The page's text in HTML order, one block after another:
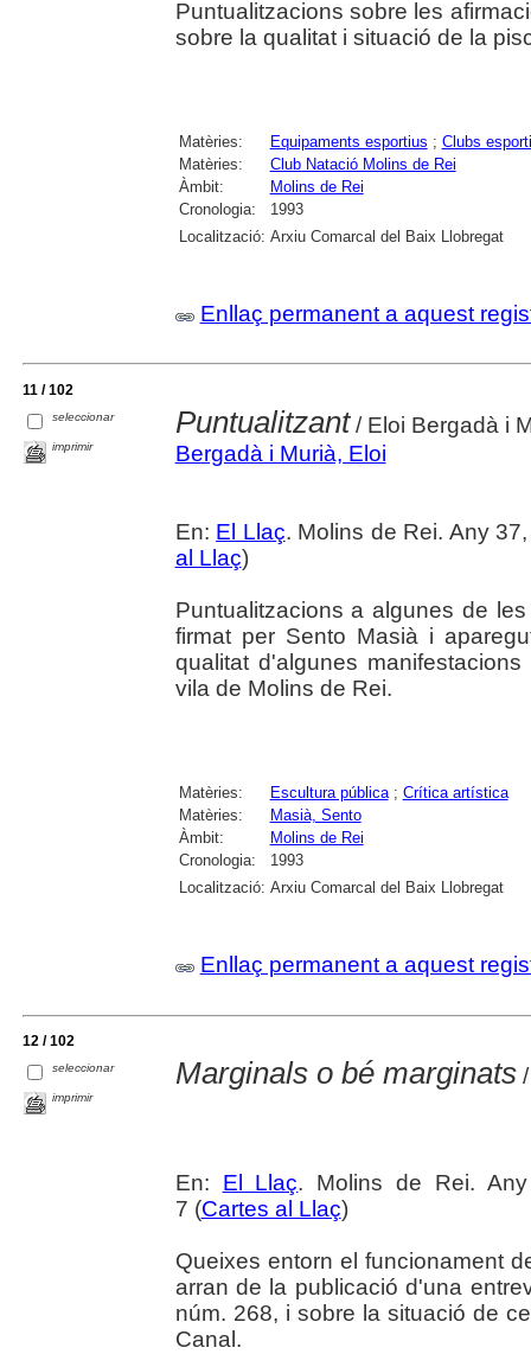
Puntualitzacions sobre les
sobre la qualitat i situació de la
Matèries: Equipaments esportius ; Clubs
Matèries:
Club Natació Molins de Rei
Àmbit:
Molins de Rei
Cronologia:
1993
Localització: Arxiu Comarcal del Baix Llobregat
Enllaç permanent a aquest
11 / 102
seleccionar
imprimir
Puntualitzant/ Eloi Bergadà i
Bergadà i Murià, Eloi
En: El Llaç. Molins de Rei. Any
al Llaç)
Puntualitzacions a algunes de
firmat per Sento Masià i
qualitat d'algunes
vila de Molins de Rei.
Matèries: Escultura pública; Crítica artística
Matèries:
Masià, Sento
Àmbit:
Molins de Rei
Cronologia:
1993
Localització: Arxiu Comarcal del Baix Llobregat
Enllaç permanent a aquest
12 / 102
seleccionar
imprimir
Marginals o bé marginats/
En: El Llaç. Molins de Rei.
7 (Cartes al Llaç)
Queixes entorn el funcionament
arran de la publicació d'una
núm. 268, i sobre la situació de
Canal.